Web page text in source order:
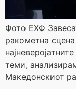
Фото ЕХФ
ракометна
теми,
Македонскиот